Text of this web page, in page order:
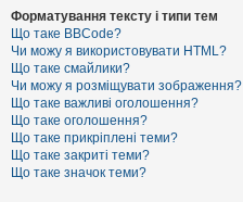
П
о
ш
у
к
Д
о
п
Форматування тексту і типи тем
Що таке BBCode?
Чи можу я використовувати HTML?
Що таке смайлики?
Чи можу я розміщувати зображення?
Що таке важливі оголошення?
Що таке оголошення?
Що таке прикріплені теми?
Що таке закриті теми?
Що таке значок теми?